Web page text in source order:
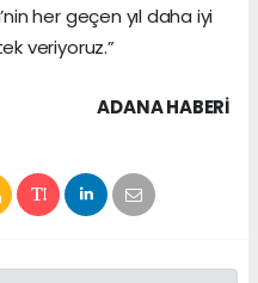
her geçen yıl daha iyi
veriyoruz.”
ADANA HABERİ